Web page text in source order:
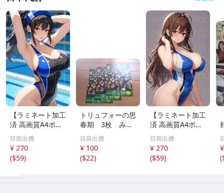
【ラミネート加工
済 高画質A4ポス
ター】1583 AI美
女 イラスト ポス
ター セクシー か
わいい 水着 下着
目前出價
¥ 270
($59)
トリュフォーの思
春期 3枚 みゆ
き座 ジュリー
デムソー ｋ
目前出價
¥ 100
($22)
【ラミネート加工
済 高画質A4ポス
ター】1582 AI美
女 イラスト ポス
ター セクシー か
わいい 水着 下着
目前出價
¥ 270
($59)
(